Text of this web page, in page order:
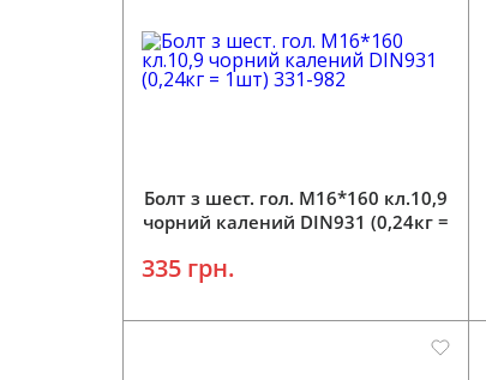
Додати у кошик
Болт з шест. гол. М16*160 кл.10,9
чорний калений DIN931 (0,24кг =
335 грн.